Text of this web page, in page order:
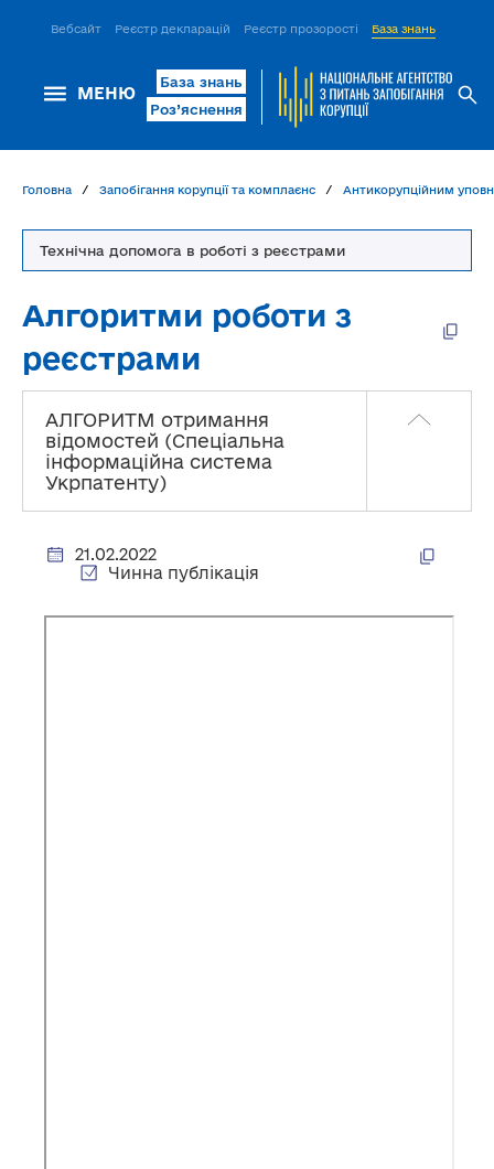
Вебсайт Реєстр декларацій Реєстр прозорості База знань
МЕНЮ
База знань
Роз’яснення
Головна Запобігання корупції та комплаєнс Антикорупційним
Технічна допомога в роботі з реєстрами
Алгоритми роботи з
реєстрами
АЛГОРИТМ отримання
відомостей (Спеціальна
інформаційна система
Укрпатенту)
21.02.2022
Чинна публікація